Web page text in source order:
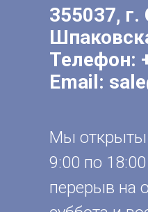
355037, г.
Телефон:
Email:
Мы открыты
9:00 по
перерыв на